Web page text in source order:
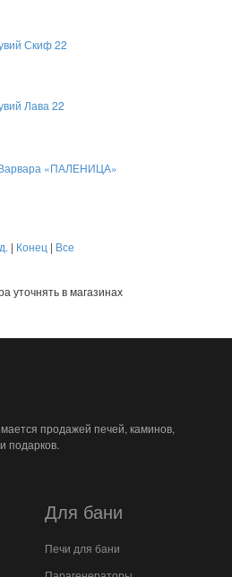
Скиф 22
Лава 22
«ПАЛЕНИЦА»
| Конец | Все
уточнять в магазинах
продажей печей, каминов,
подарков.
Для бани
Печи для бани